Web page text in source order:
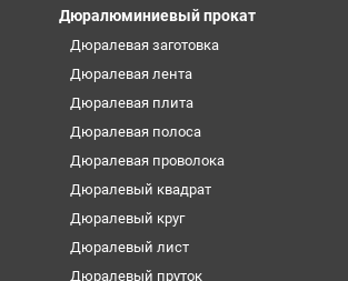
Дюралюминиевый прокат
Дюралевая заготовка
Дюралевая лента
Дюралевая плита
Дюралевая полоса
Дюралевая проволока
Дюралевый квадрат
Дюралевый круг
Дюралевый лист
Дюралевый пруток